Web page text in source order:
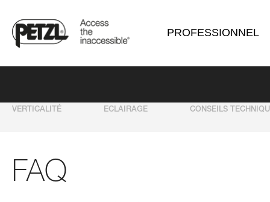
PROFESSIONNEL
VERTICALITÉ ECLAIRAGE CONSEILS
FAQ